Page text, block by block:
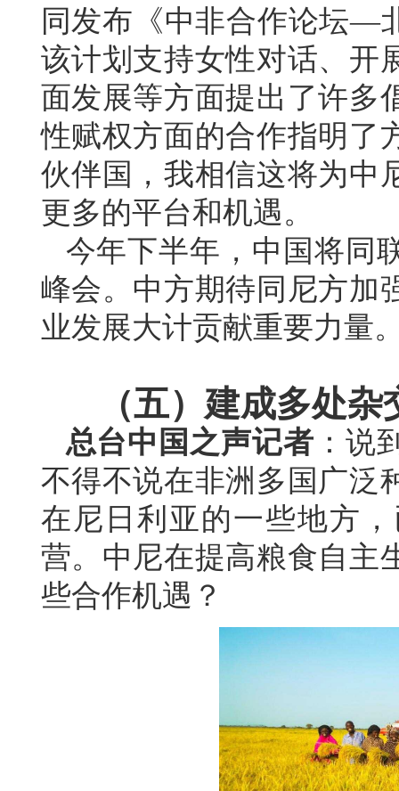
同发布《中非合作论坛—
该计划支持女性对话、开
面发展等方面提出了许多
性赋权方面的合作指明了
伙伴国，我相信这将为中
更多的平台和机遇。
今年下半年，中国将同
峰会。中方期待同尼方加
业发展大计贡献重要力量
（五）建成多处
总台中国之声记者 ：说
不得不说在非洲多国广泛
在尼日利亚的一些地方
营。中尼在提高粮食自主
些合作机遇？